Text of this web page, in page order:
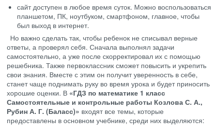
сайт доступен в любое время суток. Можно воспользоваться
планшетом, ПК, ноутбуком, смартфоном, главное, чтобы
был выход в интернет.
Но важно сделать так, чтобы ребенок не списывал верные
ответы, а проверял себя. Сначала выполнял задачи
самостоятельно, а уже после скорректировал их с помощью
решебника. Также первоклассник сможет повысить и укрепить
свои знания. Вместе с этим он получит уверенность в себе,
станет чаще поднимать руку во время урока и будет приносить
хорошие оценки. В «ГДЗ по математике 1 класс
Самостоятельные и контрольные работы Козлова С. А.,
Рубин А. Г. (Баласс)» входят все темы, которые
предоставлены в основном учебнике, среди них выделяются: